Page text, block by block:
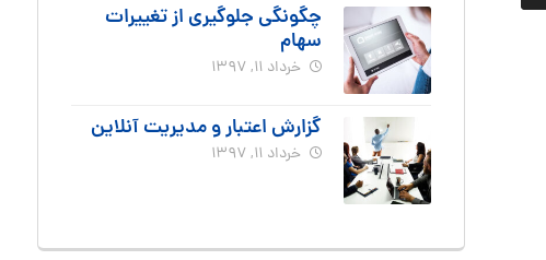
افزایش
چگونگی جلوگیری از تغییرات
سهام
خرداد ۱۱, ۱۳۹۷
گزارش اعتبار و مدیریت آنلاین
خرداد ۱۱, ۱۳۹۷